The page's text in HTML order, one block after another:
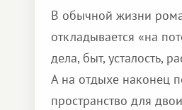
В обычной жизни
откладывается «на
дела, быт, усталость,
А на отдыхе наконец
пространство для